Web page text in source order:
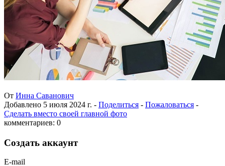
От Инна Саванович
Добавлено 5 июля 2024 г. - Поделиться - Пожаловаться -
Сделать вместо своей главной фото
комментариев: 0
Создать аккаунт
E-mail